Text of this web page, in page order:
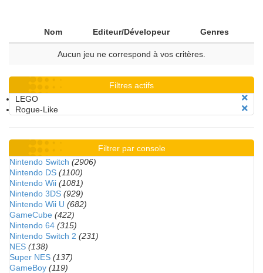
Nom Editeur/Dévelopeur Genres
Aucun jeu ne correspond à vos critères.
Filtres actifs
LEGO
Rogue-Like
Filtrer par console
Nintendo Switch (2906)
Nintendo DS (1100)
Nintendo Wii (1081)
Nintendo 3DS (929)
Nintendo Wii U (682)
GameCube (422)
Nintendo 64 (315)
Nintendo Switch 2 (231)
NES (138)
Super NES (137)
GameBoy (119)